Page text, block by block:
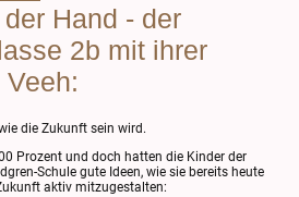
Hand - der
2b mit ihrer
die Zukunft sein wird.
Prozent und doch hatten die Kinder der
Schule gute Ideen, wie sie bereits heute
aktiv mitzugestalten: